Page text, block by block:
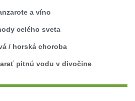
a víno
celého sveta
/ horská choroba
pitnú vodu v divočine